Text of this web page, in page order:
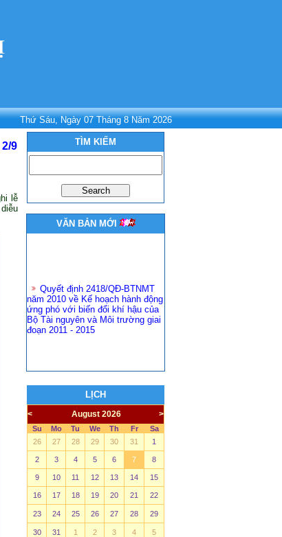
Thứ Sáu, Ngày 07 Tháng 8 Năm 2026
9
lễ
TÌM KIẾM
VĂN BẢN MỚI
năm 2010 về Kế hoạch hành động
ứng phó với biến đổi khí hậu của
Bộ Tài nguyên và Môi trường giai
đoạn 2011 - 2015
LỊCH
< August 2026 >
Su Mo Tu We Th Fr
Sa
26
27 28 29 30 31 1
2 3 4 5 6 7 8
9 10 11 12 13 14 15
16 17 18 19 20 21 22
23 24 25 26 27 28 29
30 31 1 2 3 4 5